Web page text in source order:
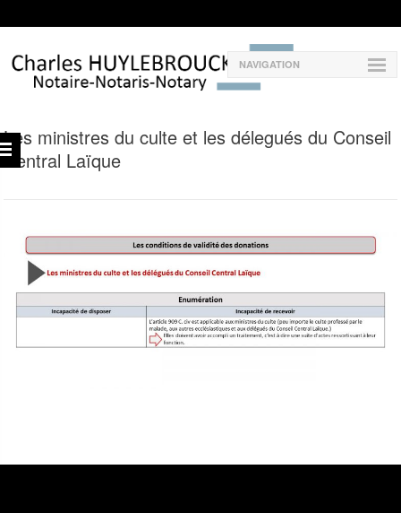
NAVIGATION
Les ministres du culte et les délegués du Conseil
Central Laïque